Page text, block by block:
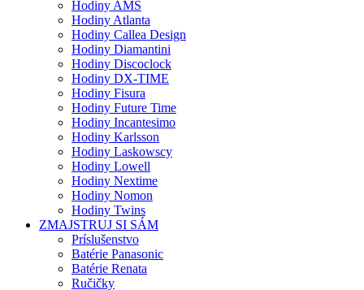
Hodiny AMS
Hodiny Atlanta
Hodiny Callea Design
Hodiny Diamantini
Hodiny Discoclock
Hodiny DX-TIME
Hodiny Fisura
Hodiny Future Time
Hodiny Incantesimo
Hodiny Karlsson
Hodiny Laskowscy
Hodiny Lowell
Hodiny Nextime
Hodiny Nomon
Hodiny Twins
ZMAJSTRUJ SI SÁM
Príslušenstvo
Batérie Panasonic
Batérie Renata
Ručičky